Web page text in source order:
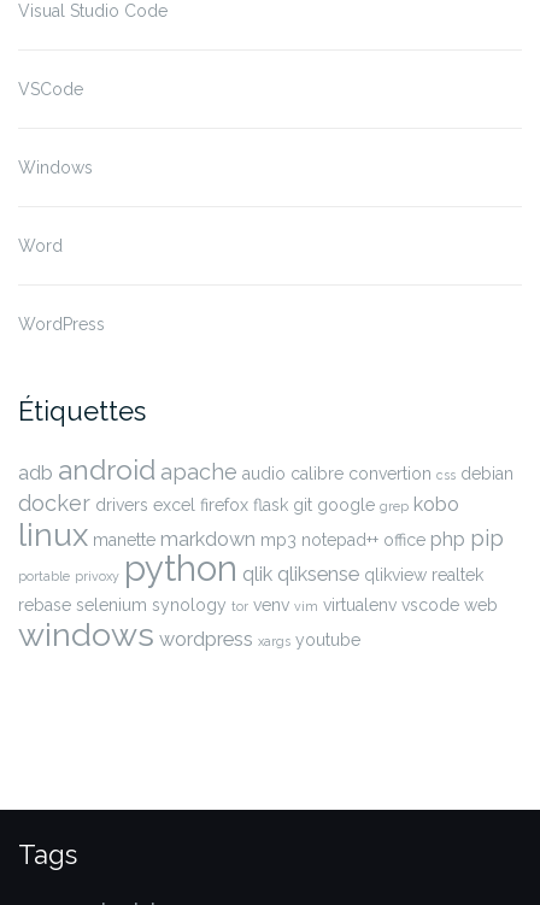
Visual Studio Code
VSCode
Windows
Word
WordPress
Étiquettes
adb android apache audio calibre convertion css debian
docker drivers excel firefox flask git google grep kobo
linux manette markdown mp3 notepad++ office php pip
portable privoxy python qlik qliksense qlikview realtek
rebase selenium synology tor venv vim virtualenv vscode web
windows wordpress xargs youtube
Tags